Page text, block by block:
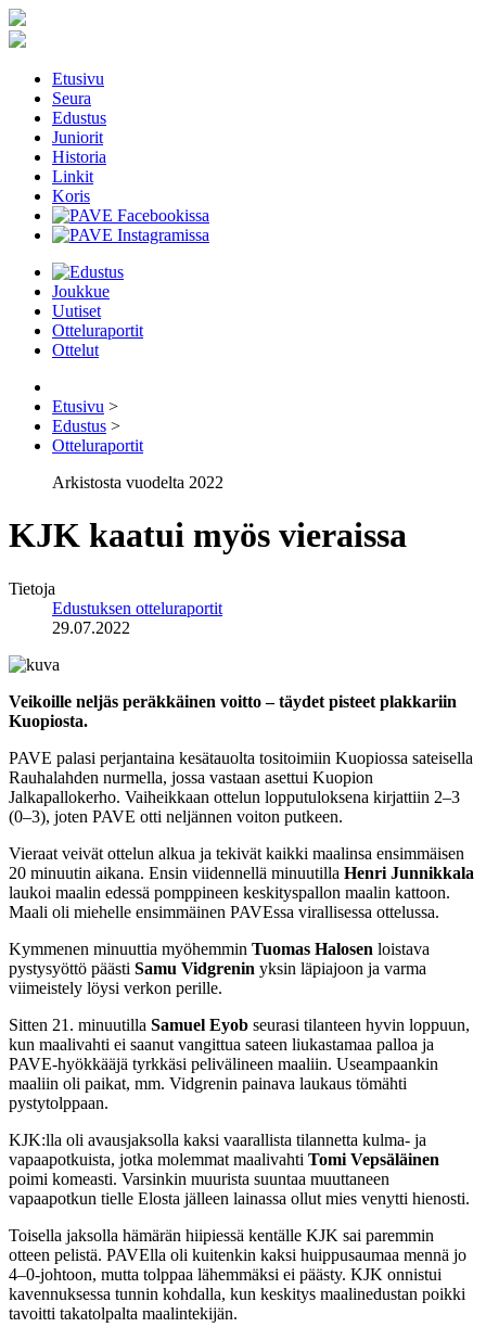
Etusivu
Seura
Edustus
Juniorit
Historia
Linkit
Koris
Joukkue
Uutiset
Otteluraportit
Ottelut
Etusivu >
Edustus >
Otteluraportit
Arkistosta vuodelta 2022
KJK kaatui myös vieraissa
Tietoja
Edustuksen otteluraportit
29.07.2022
Veikoille neljäs peräkkäinen voitto – täydet pisteet plakkariin
Kuopiosta.
PAVE palasi perjantaina kesätauolta tositoimiin Kuopiossa sateisella
Rauhalahden nurmella, jossa vastaan asettui Kuopion
Jalkapallokerho. Vaiheikkaan ottelun lopputuloksena kirjattiin 2–3
(0–3), joten PAVE otti neljännen voiton putkeen.
Vieraat veivät ottelun alkua ja tekivät kaikki maalinsa ensimmäisen
20 minuutin aikana. Ensin viidennellä minuutilla Henri Junnikkala
laukoi maalin edessä pomppineen keskityspallon maalin kattoon.
Maali oli miehelle ensimmäinen PAVEssa virallisessa ottelussa.
Kymmenen minuuttia myöhemmin Tuomas Halosen loistava
pystysyöttö päästi Samu Vidgrenin yksin läpiajoon ja varma
viimeistely löysi verkon perille.
Sitten 21. minuutilla Samuel Eyob seurasi tilanteen hyvin loppuun,
kun maalivahti ei saanut vangittua sateen liukastamaa palloa ja
PAVE-hyökkääjä tyrkkäsi pelivälineen maaliin. Useampaankin
maaliin oli paikat, mm. Vidgrenin painava laukaus tömähti
pystytolppaan.
KJK:lla oli avausjaksolla kaksi vaarallista tilannetta kulma- ja
vapaapotkuista, jotka molemmat maalivahti Tomi Vepsäläinen
poimi komeasti. Varsinkin muurista suuntaa muuttaneen
vapaapotkun tielle Elosta jälleen lainassa ollut mies venytti hienosti.
Toisella jaksolla hämärän hiipiessä kentälle KJK sai paremmin
otteen pelistä. PAVElla oli kuitenkin kaksi huippusaumaa mennä jo
4–0-johtoon, mutta tolppaa lähemmäksi ei päästy. KJK onnistui
kavennuksessa tunnin kohdalla, kun keskitys maalinedustan poikki
tavoitti takatolpalta maalintekijän.